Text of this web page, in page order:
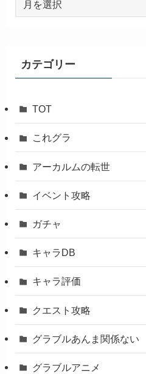
カテゴリー
TOT
これグラ
アーカルムの転世
イベント攻略
ガチャ
キャラDB
キャラ評価
クエスト攻略
グラブルあんま関係ない
グラブルアニメ